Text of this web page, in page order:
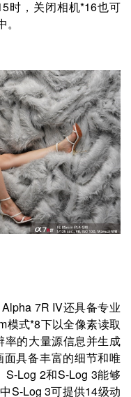
时，关闭相机*16也可
7R IV还具备专业
模式*8下以全像素读取
的大量源信息并生成
具备丰富的细节和唯
Log 2和S-Log 3能够
S-Log 3可提供14级动